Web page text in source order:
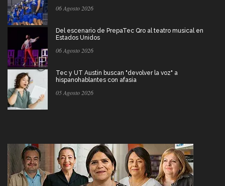
06 Agosto 2026
Del escenario de PrepaTec Qro al teatro musical en
Estados Unidos
06 Agosto 2026
Tec y UT Austin buscan "devolver la voz" a
hispanohablantes con afasia
05 Agosto 2026